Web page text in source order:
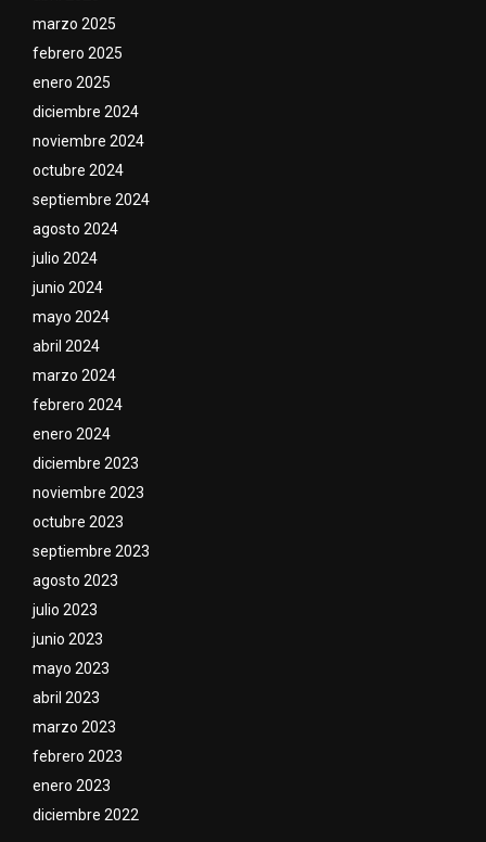
marzo 2025
febrero 2025
enero 2025
diciembre 2024
noviembre 2024
octubre 2024
septiembre 2024
agosto 2024
julio 2024
junio 2024
mayo 2024
abril 2024
marzo 2024
febrero 2024
enero 2024
diciembre 2023
noviembre 2023
octubre 2023
septiembre 2023
agosto 2023
julio 2023
junio 2023
mayo 2023
abril 2023
marzo 2023
febrero 2023
enero 2023
diciembre 2022